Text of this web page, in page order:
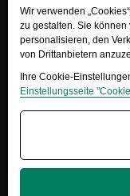
Wir verwenden
zu gestalten. Sie
personalisieren, den
von Drittanbietern
Ihre Cookie-
Einstellungsseite